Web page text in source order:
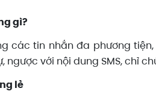
gì?
các tin nhắn đa phương
ngược với nội dung SMS, chỉ
lẻ